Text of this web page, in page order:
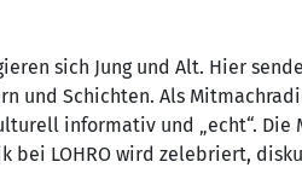
sich Jung und Alt. Hier
und Schichten. Als
informativ und „echt“. Die
bei LOHRO wird zelebriert,